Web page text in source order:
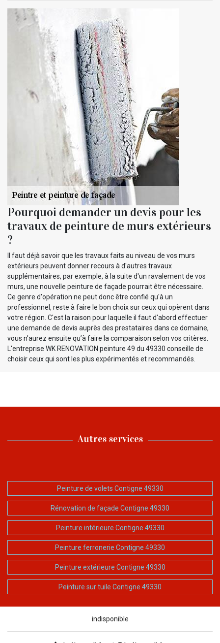
Pourquoi demander un devis pour les
travaux de peinture de murs extérieurs
?
Il faut déjà savoir que les travaux faits au niveau de vos murs
extérieurs peuvent donner recours à d'autres travaux
supplémentaires, par exemple, à la suite d'un ravalement de vos
murs, une nouvelle peinture de façade pourrait être nécessaire.
Ce genre d'opération ne peut donc être confié qu'à un
professionnel, reste à faire le bon choix sur ceux qui opèrent dans
votre région. C'est la raison pour laquelle il faut d'abord effectuer
une demande de devis auprès des prestataires dans ce domaine,
vous n'aurez ensuite qu’à faire la comparaison selon vos critères.
L'entreprise WK RENOVATION peinture 49 du 49330 conseille de
choisir ceux qui sont les plus expérimentés et recommandés.
Autres services
Peinture de volets Contigne 49330
Rénovation de façade Contigne 49330
Peinture intérieure Contigne 49330
Peinture ferronerie Contigne 49330
Peinture extérieure Contigne 49330
Peinture sur tuile Contigne 49330
indisponible